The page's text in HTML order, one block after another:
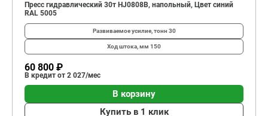
Пресс гидравлический 30т HJ0808B, напольный, Цвет синий
RAL 5005
Развиваемое усилие, тонн 30
Ход штока, мм 150
60 800 ₽
В кредит от 2 027/мес
В корзину
Купить в 1 клик